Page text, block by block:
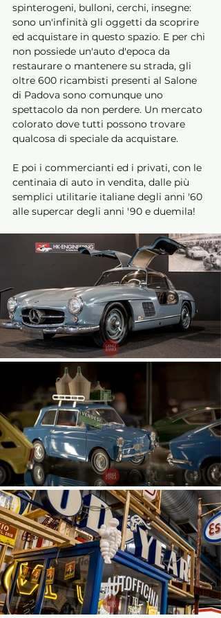
spinterogeni, bulloni, cerchi, insegne:
sono un'infinità gli oggetti da scoprire
ed acquistare in questo spazio. E per chi
non possiede un'auto d'epoca da
restaurare o mantenere su strada, gli
oltre 600 ricambisti presenti al Salone
di Padova sono comunque uno
spettacolo da non perdere. Un mercato
colorato dove tutti possono trovare
qualcosa di speciale da acquistare.
E poi i commercianti ed i privati, con le
centinaia di auto in vendita, dalle più
semplici utilitarie italiane degli anni '60
alle supercar degli anni '90 e duemila!